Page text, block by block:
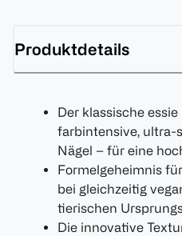
Produktdetails
Der klassische
farbintensive, ultra-
Nägel – für eine
Formelgeheimnis
bei gleichzeitig
tierischen
Die innovative